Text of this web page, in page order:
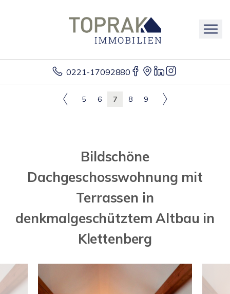
0221-17092880
5 6 7 8 9
Bildschöne
Dachgeschosswohnung mit
Terrassen in
denkmalgeschütztem Altbau in
Klettenberg